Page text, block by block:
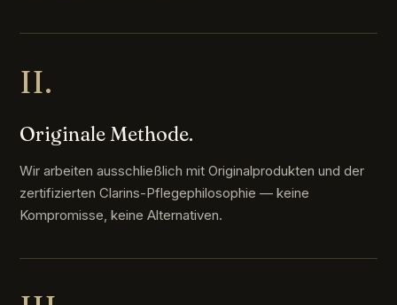
II.
Originale Methode.
Wir arbeiten ausschließlich mit Originalprodukten und der
zertifizierten Clarins-Pflegephilosophie — keine
Kompromisse, keine Alternativen.